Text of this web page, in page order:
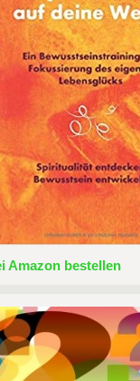
Amazon bestellen